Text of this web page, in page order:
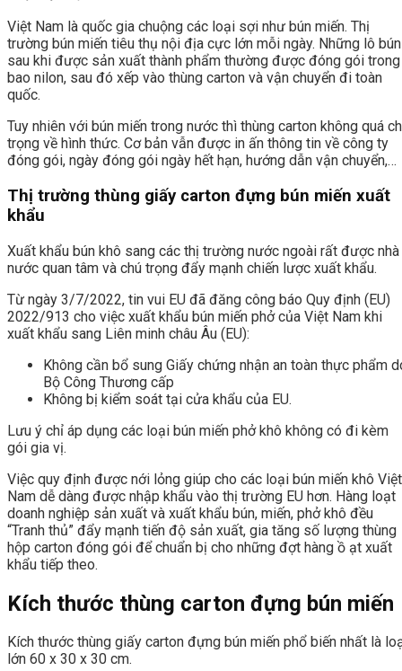
Việt Nam là quốc gia chuộng các loại sợi như bún miến. Thị
trường bún miến tiêu thụ nội địa cực lớn mỗi ngày. Những lô bún
sau khi được sản xuất thành phẩm thường được đóng gói trong
bao nilon, sau đó xếp vào thùng carton và vận chuyển đi toàn
quốc.
Tuy nhiên với bún miến trong nước thì thùng carton không quá
trọng về hình thức. Cơ bản vẫn được in ấn thông tin về công ty
đóng gói, ngày đóng gói ngày hết hạn, hướng dẫn vận chuyển,…
Thị trường thùng giấy carton đựng bún miến xuất
khẩu
Xuất khẩu bún khô sang các thị trường nước ngoài rất được nhà
nước quan tâm và chú trọng đẩy mạnh chiến lược xuất khẩu.
Từ ngày 3/7/2022, tin vui EU đã đăng công báo Quy định (EU)
2022/913 cho việc xuất khẩu bún miến phở của Việt Nam khi
xuất khẩu sang Liên minh châu Âu (EU):
Không cần bổ sung Giấy chứng nhận an toàn thực phẩm
Bộ Công Thương cấp
Không bị kiểm soát tại cửa khẩu của EU.
Lưu ý chỉ áp dụng các loại bún miến phở khô không có đi kèm
gói gia vị.
Việc quy định được nới lỏng giúp cho các loại bún miến khô Việt
Nam dễ dàng được nhập khẩu vào thị trường EU hơn. Hàng loạt
doanh nghiệp sản xuất và xuất khẩu bún, miến, phở khô đều
“Tranh thủ” đẩy mạnh tiến độ sản xuất, gia tăng số lượng thùng
hộp carton đóng gói để chuẩn bị cho những đợt hàng ồ ạt xuất
khẩu tiếp theo.
Kích thước thùng carton đựng bún miến
Kích thước thùng giấy carton đựng bún miến phổ biến nhất là
lớn 60 x 30 x 30 cm.